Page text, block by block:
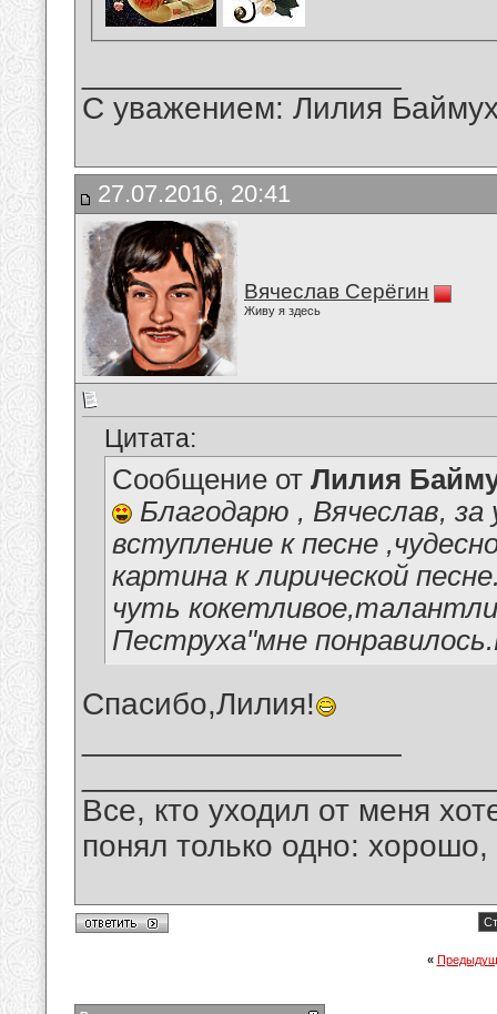
С уважением: Лилия
27.07.2016, 20:41
Вячеслав Серёгин
Живу я здесь
Цитата:
Сообщение от Лилия
Благодарю , Вячеслав,
вступление к песне
картина к лирической
чуть
Пеструха"мне
Спасибо,Лилия!
Все, кто уходил от меня
понял только одно:
«